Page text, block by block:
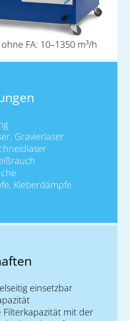
Gravierlaser
Kleberdämpfe
FA: 10–1350 m³/h
einsetzbar
mit der